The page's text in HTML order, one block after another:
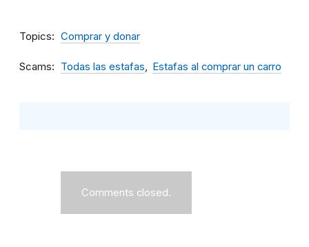
Topics Comprar y donar
Scams Todas las estafas Estafas al comprar un carro
Comments closed.